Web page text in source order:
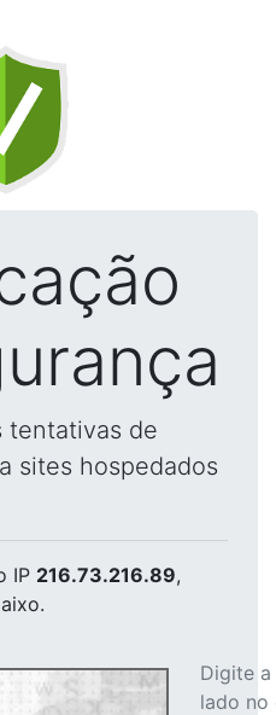
tentativas de
sites hospedados
IP 216.73.216.89,
Digite
lado no